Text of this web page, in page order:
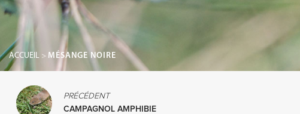
ACCUEIL > MÉSANGE NOIRE
PRÉCÉDENT
CAMPAGNOL AMPHIBIE